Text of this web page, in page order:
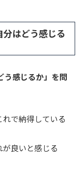
はどう感じる
う感じるか」を問
で納得している
良いと感じる